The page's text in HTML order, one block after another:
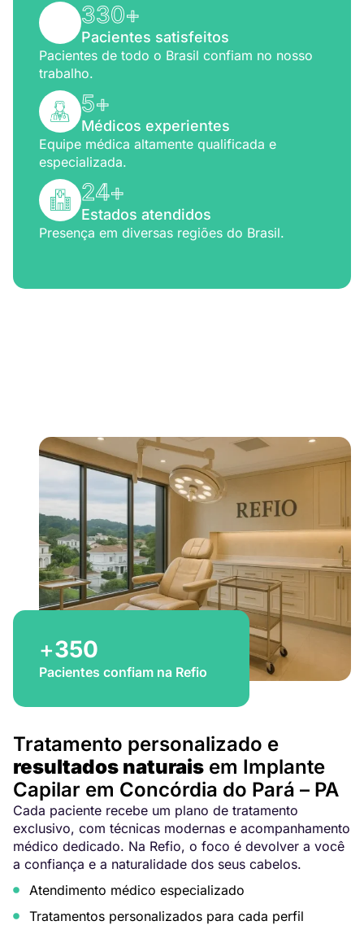
330+
Pacientes satisfeitos
Pacientes de todo o Brasil confiam no nosso
trabalho.
5+
Médicos experientes
Equipe médica altamente qualificada e
especializada.
24+
Estados atendidos
Presença em diversas regiões do Brasil.
+350
Pacientes confiam na Refio
Tratamento personalizado e
resultados naturais em Implante
Capilar em Concórdia do Pará – PA
Cada paciente recebe um plano de tratamento
exclusivo, com técnicas modernas e acompanhamento
médico dedicado. Na Refio, o foco é devolver a você
a confiança e a naturalidade dos seus cabelos.
Atendimento médico especializado
Tratamentos personalizados para cada perfil